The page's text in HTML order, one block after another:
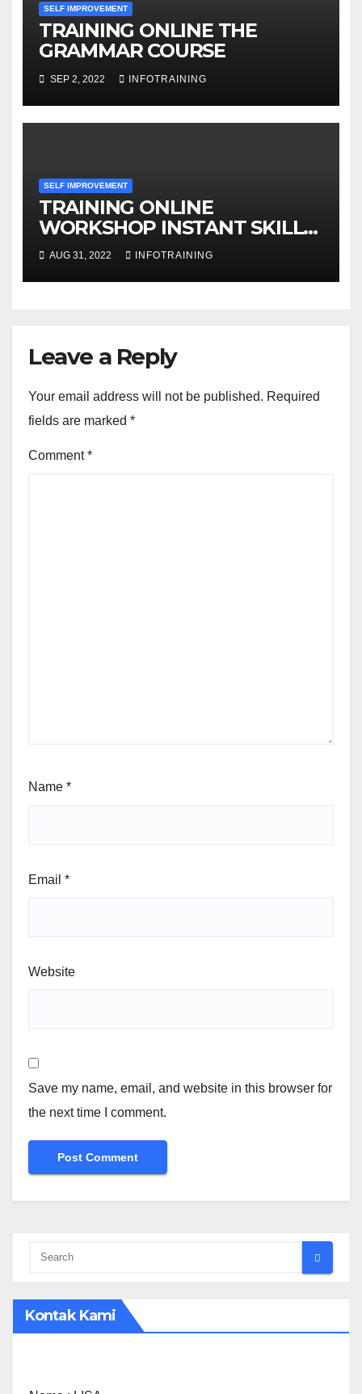
SELF IMPROVEMENT
TRAINING ONLINE THE
GRAMMAR COURSE
SEP 2, 2022 INFOTRAINING
SELF IMPROVEMENT
TRAINING ONLINE
WORKSHOP INSTANT SKILLS
FOR DISCOVERING HIDDEN
MOTIVATION
AUG 31, 2022 INFOTRAINING
Leave a Reply
Your email address will not be published. Required
fields are marked *
Comment*
Name *
Email *
Website
Save my name, email, and website in this browser for
the next time I comment.
Kontak Kami